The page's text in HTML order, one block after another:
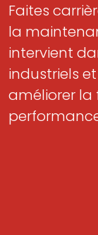
Faites
la
intervient
industriels
améliorer la